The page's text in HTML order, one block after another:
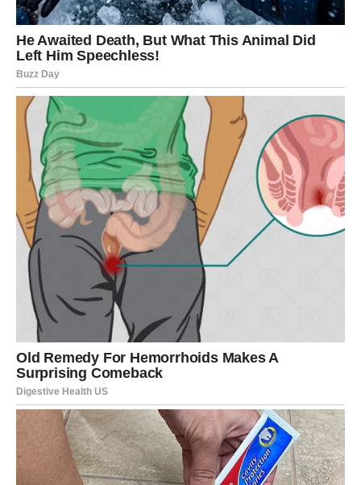
mudrost
Kada je novac u pitanju, naredni dani donose stabilnost,
ali i potrebu za promišljenim odlukama. Ovnovi ponekad
imaju sklonost da troše impulsivno, posebno kada žele da
nagrade sebe za trud koji su uložili.
Međutim, sada je važno da budete malo oprezniji.
Može se pojaviti prilika za dodatni prihod ili za projekat
koji donosi finansijsku korist, ali će zahtevati strpljenje i
dobru organizaciju.
Ako budete pažljivo planirali, ovaj period može postaviti
temelje za stabilnije finansije u budućnosti.
Porodica i prijatelji – podrška
koja znači mnogo
U odnosima sa porodicom i prijateljima naredni dani
donose toplinu, ali i mogućnost da budete oslonac
nekome ko prolazi kroz težak period.